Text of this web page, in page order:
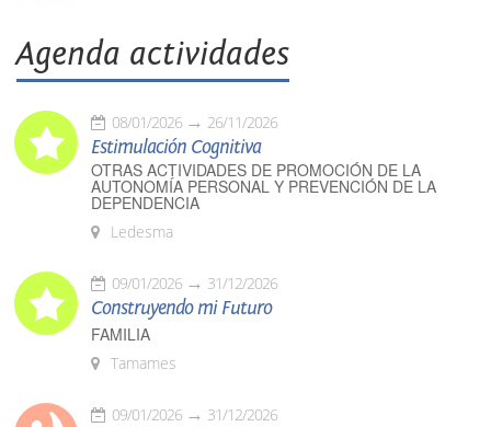
Agenda actividades
08/01/2026 26/11/2026
Estimulación Cognitiva
OTRAS ACTIVIDADES DE PROMOCIÓN DE LA
AUTONOMÍA PERSONAL Y PREVENCIÓN DE LA
DEPENDENCIA
Ledesma
09/01/2026 31/12/2026
Construyendo mi Futuro
FAMILIA
Tamames
09/01/2026 31/12/2026